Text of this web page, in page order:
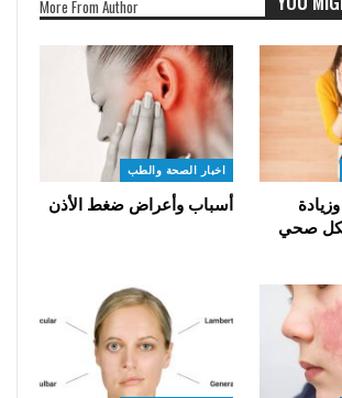
More From Author
صحي
اخبار الصحة والطب
أسباب وأعراض ضغط الأذن